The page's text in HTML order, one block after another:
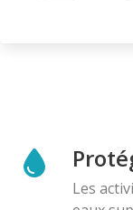
Les